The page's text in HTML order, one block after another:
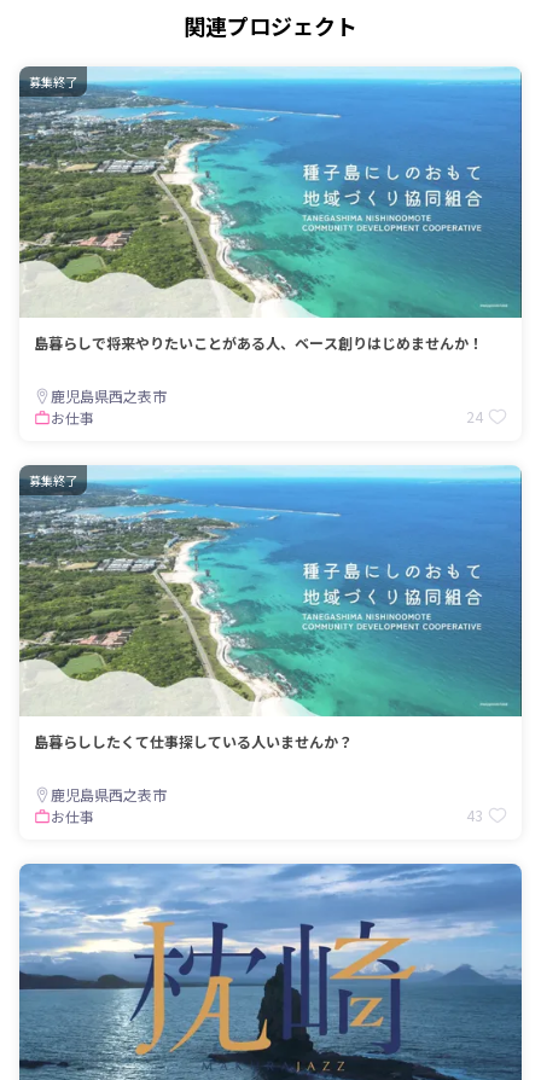
関連プロジェクト
募集終了
島暮らしで将来やりたいことがある人、ベース創りはじめませんか！
鹿児島県西之表市
お仕事
24
募集終了
島暮らししたくて仕事探している人いませんか？
鹿児島県西之表市
お仕事
43